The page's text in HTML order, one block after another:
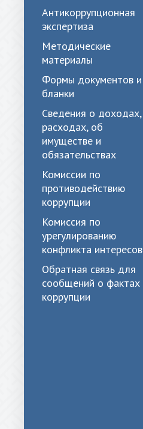
Антикоррупционная
экспертиза
Методические
материалы
Формы документов и
бланки
Сведения о доходах,
расходах, об
имуществе и
обязательствах
Комиссии по
противодействию
коррупции
Комиссия по
урегулированию
конфликта интересов
Обратная связь для
сообщений о фактах
коррупции